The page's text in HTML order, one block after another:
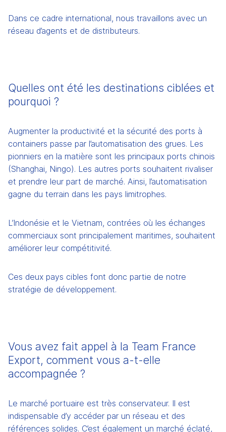
Dans ce cadre international, nous travaillons avec un
réseau d’agents et de distributeurs.
Quelles ont été les destinations ciblées et
pourquoi ?
Augmenter la productivité et la sécurité des ports à
containers passe par l’automatisation des grues. Les
pionniers en la matière sont les principaux ports chinois
(Shanghai, Ningo). Les autres ports souhaitent rivaliser
et prendre leur part de marché. Ainsi, l’automatisation
gagne du terrain dans les pays limitrophes.
L’Indonésie et le Vietnam, contrées où les échanges
commerciaux sont principalement maritimes, souhaitent
améliorer leur compétitivité.
Ces deux pays cibles font donc partie de notre
stratégie de développement.
Vous avez fait appel à la Team France
Export, comment vous a-t-elle
accompagnée ?
Le marché portuaire est très conservateur. Il est
indispensable d’y accéder par un réseau et des
références solides. C’est également un marché éclaté,